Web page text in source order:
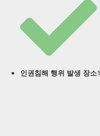
인권침해 행위 발생 장소1